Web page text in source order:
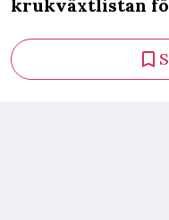
krukväxtlistan